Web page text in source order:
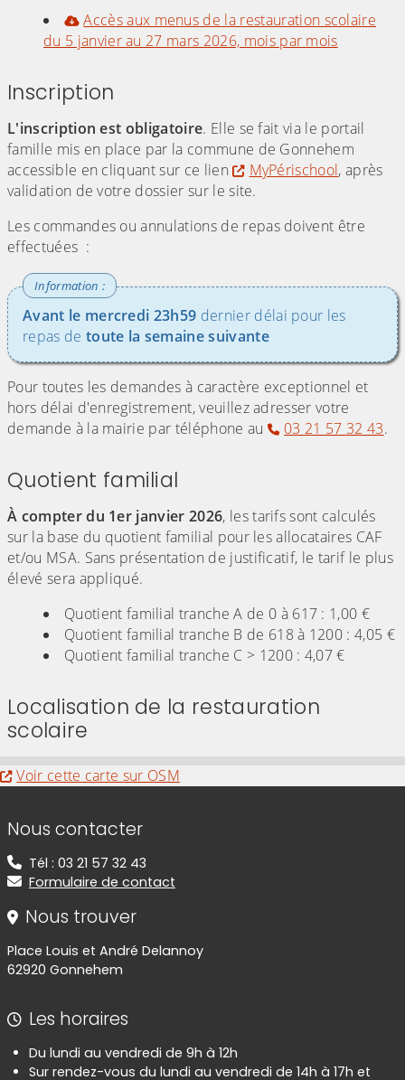
Accès aux menus de la restauration scolaire
du 5 janvier au 27 mars 2026, mois par mois
Inscription
L'inscription est obligatoire. Elle se fait via le portail
famille mis en place par la commune de Gonnehem
accessible en cliquant sur ce lien
MyPérischool, après
validation de votre dossier sur le site.
Les commandes ou annulations de repas doivent être
effectuées :
Avant le mercredi 23h59 dernier délai pour les
repas de toute la semaine suivante
Pour toutes les demandes à caractère exceptionnel et
hors délai d'enregistrement, veuillez adresser votre
demande à la mairie par téléphone au
03 21 57 32 43.
Quotient familial
À compter du 1er janvier 2026, les tarifs sont calculés
sur la base du quotient familial pour les allocataires CAF
et/ou MSA. Sans présentation de justificatif, le tarif le plus
élevé sera appliqué.
Quotient familial tranche A de 0 à 617 : 1,00 €
Quotient familial tranche B de 618 à 1200 : 4,05 €
Quotient familial tranche C > 1200 : 4,07 €
Localisation de la restauration
scolaire
Evitez la carte interactive ci-après et aller au
Voir cette carte sur OSM
Informations de contact
Nous contacter
Tél : 03 21 57 32 43
Formulaire de contact
Nous trouver
Place Louis et André Delannoy
62920 Gonnehem
Les horaires
Du lundi au vendredi de 9h à 12h
Sur rendez-vous du lundi au vendredi de 14h à 17h et